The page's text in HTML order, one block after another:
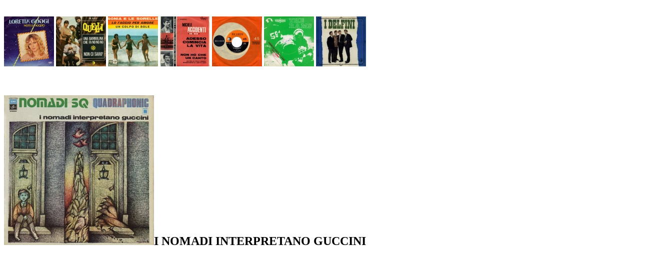
I NOMADI INTERPRETANO GUCCINI